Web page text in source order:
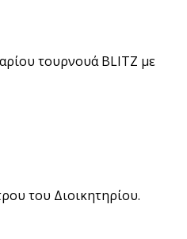
τουρνουά BLITZ με
του Διοικητηρίου.